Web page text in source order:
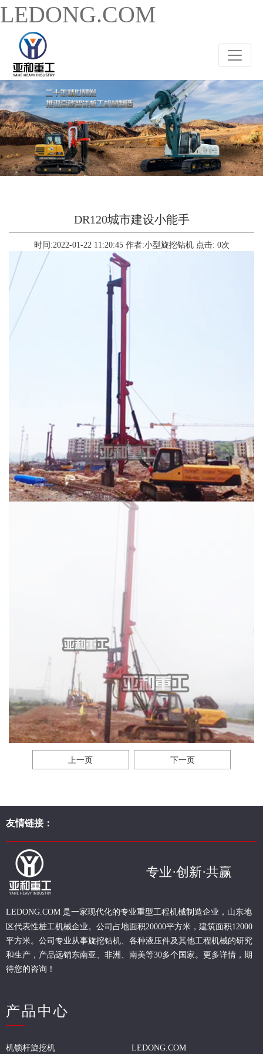
LEDONG.COM
DR120城市建设小能手
时间:2022-01-22 11:20:45 作者:小型旋挖钻机 点击: 0次
上一页 下一页
友情链接：
专业·创新·共赢
LEDONG.COM 是一家现代化的专业重型工程机械制造企业，山东地
区代表性桩工机械企业。 公司占地面积20000平方米，建筑面积12000
平方米。公司专业从事旋挖钻机、各种液压件及其他工程机械的研究
和生产，产品远销东南亚、非洲、南美等30多个国家。更多详情，期
待您的咨询！
产品中心
机锁杆旋挖机 LEDONG.COM